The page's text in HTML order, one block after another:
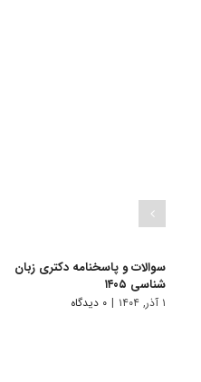
سوالات و پاسخنامه دکتری زبان‌
شناسی ۱۴۰۵
۱ آذر, ۱۴۰۴ | ۰ دیدگاه